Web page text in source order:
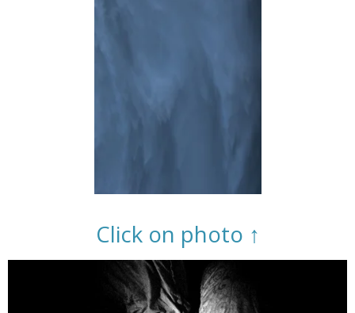
Click on photo ↑